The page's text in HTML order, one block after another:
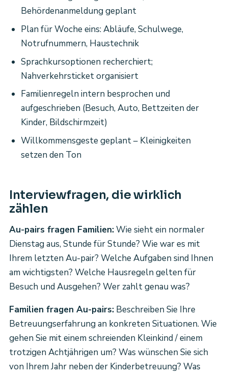
Behördenanmeldung geplant
Plan für Woche eins: Abläufe, Schulwege,
Notrufnummern, Haustechnik
Sprachkursoptionen recherchiert;
Nahverkehrsticket organisiert
Familienregeln intern besprochen und
aufgeschrieben (Besuch, Auto, Bettzeiten der
Kinder, Bildschirmzeit)
Willkommensgeste geplant – Kleinigkeiten
setzen den Ton
Interviewfragen, die wirklich
zählen
Au-pairs fragen Familien:Wie sieht ein normaler
Dienstag aus, Stunde für Stunde? Wie war es mit
Ihrem letzten Au-pair? Welche Aufgaben sind Ihnen
am wichtigsten? Welche Hausregeln gelten für
Besuch und Ausgehen? Wer zahlt genau was?
Familien fragen Au-pairs:Beschreiben Sie Ihre
Betreuungserfahrung an konkreten Situationen. Wie
gehen Sie mit einem schreienden Kleinkind / einem
trotzigen Achtjährigen um? Was wünschen Sie sich
von Ihrem Jahr neben der Kinderbetreuung? Was